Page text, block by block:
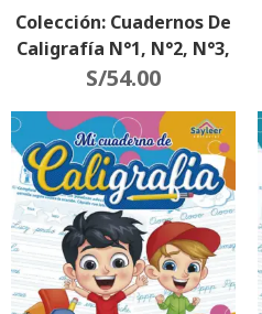
Colección: Cuadernos De
Caligrafía N°1, N°2, N°3,
N°4, N°5 Y N°6
S/54.00